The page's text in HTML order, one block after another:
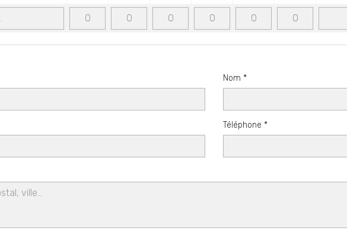
Nom *
Téléphone *